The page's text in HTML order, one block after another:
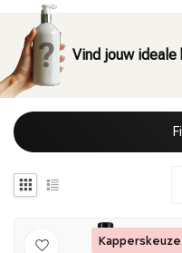
Vind jouw ideale
Kapperskeuze